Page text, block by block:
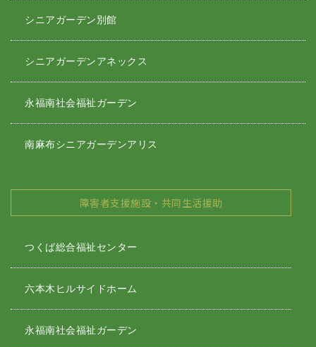
シニアガーデン別館
シニアガーデンアネックス
永福南社会福祉ガーデン
南麻布シニアガーデンアリス
障害者支援施設・共同生活援助
つくば総合福祉センター
六本木ヒルサイドホーム
永福南社会福祉ガーデン